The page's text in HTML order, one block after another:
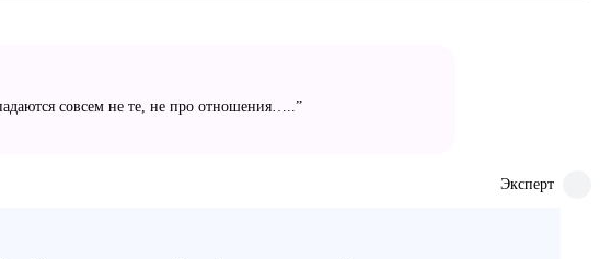
совсем не те, не про отношения…..”
Эксперт